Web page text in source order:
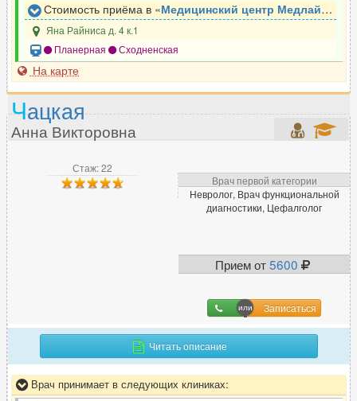
Стоимость приёма в «Медицинский центр Медлайн-Сервис
Яна Райниса д. 4 к.1
Планерная
Сходненская
На карте
Стаж: 22
Врач первой категории
Невролог, Врач функциональной
диагностики, Цефалголог
Прием от5600
Записаться
Чацкая
Анна Викторовна
Читать описание
Врач принимает в следующих клиниках: